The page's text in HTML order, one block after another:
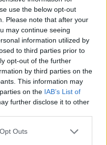
use the below opt-out
Please note that after your
may continue seeing
information utilized by
to third parties prior to
opt-out of the further
by third parties on the
This information may
on the IAB’s List of
further disclose it to other
Outs
Háza Kft.
Attila
Háza kft.
tér 11.